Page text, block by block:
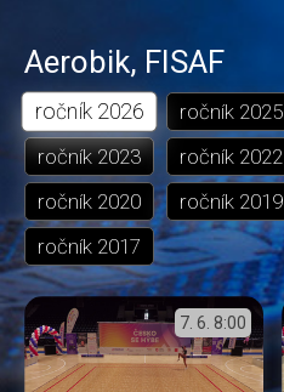
Aerobik, FISAF
ročník 2026 ročník 2025
ročník2023 ročník 2022
ročník 2020 ročník 2019
ročník 2017
7. 6. 8:00